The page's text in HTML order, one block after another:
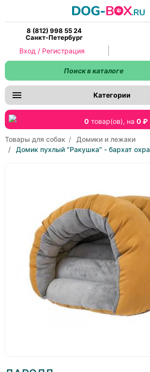
8 (812) 998 55 24
Санкт-Петербург
0 товар(ов), на 0 ₽
Категории
Вход / Регистрация
Товары для собак
Домики и лежаки
Домик пухлый "Ракушка" - бархат охра